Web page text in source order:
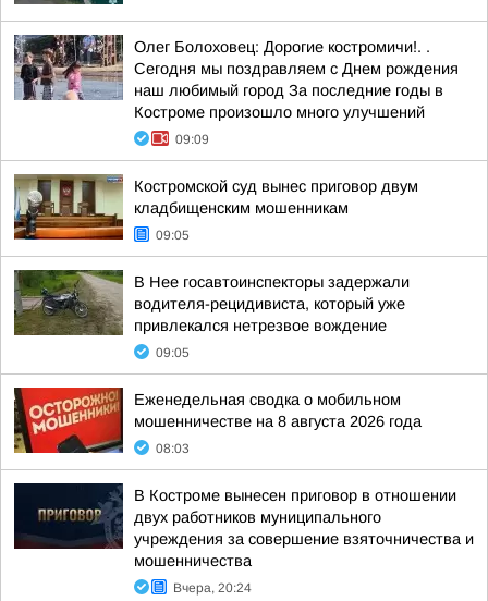
Олег Болоховец: Дорогие костромичи!. .
Сегодня мы поздравляем с Днем рождения
наш любимый город За последние годы в
Костроме произошло много улучшений
09:09
Костромской суд вынес приговор двум
кладбищенским мошенникам
09:05
В Нее госавтоинспекторы задержали
водителя-рецидивиста, который уже
привлекался нетрезвое вождение
09:05
Еженедельная сводка о мобильном
мошенничестве на 8 августа 2026 года
08:03
В Костроме вынесен приговор в отношении
двух работников муниципального
учреждения за совершение взяточничества и
мошенничества
Вчера, 20:24